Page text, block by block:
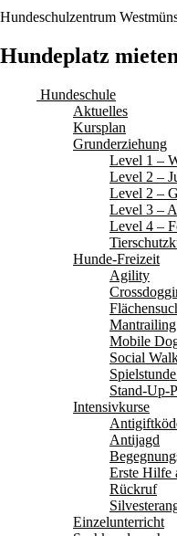
Hundeschulzentrum
Hundeplatz
Hundeschule
Aktuelles
Kursplan
Grunderziehung
Level 1 –
Level 2 –
Level 2 –
Level 3 –
Level 4 –
Hunde-Freizeit
Agility
Mantrailing
Mobile
Stand-Up-
Intensivkurse
Antijagd
Erste Hilfe
Rückruf
Einzelunterricht